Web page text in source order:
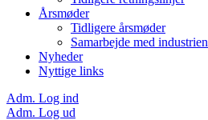
Årsmøder
Tidligere årsmøder
Samarbejde med industrien
Nyheder
Nyttige links
Adm. Log ind
Adm. Log ud